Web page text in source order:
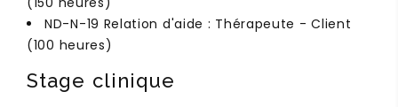
ND-N-19 Relation d'aide : Thérapeute - Client
(100 heures)
Stage clinique